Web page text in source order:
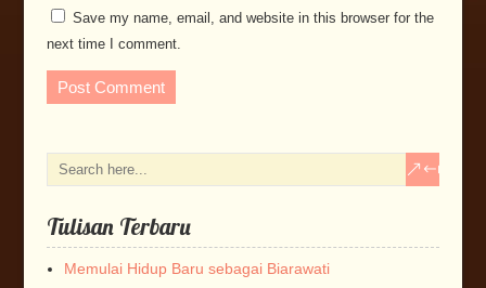
Save my name, email, and website in this browser for the
next time I comment.
Tulisan Terbaru
Memulai Hidup Baru sebagai Biarawati